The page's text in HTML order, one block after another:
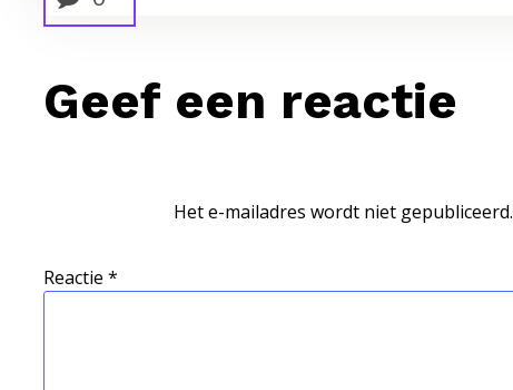
Geef een reactie
Het e-mailadres wordt niet gepubliceerd.
Reactie *